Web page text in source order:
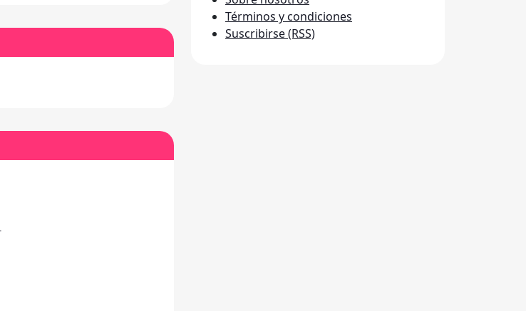
Términos y condiciones
Suscribirse (RSS)